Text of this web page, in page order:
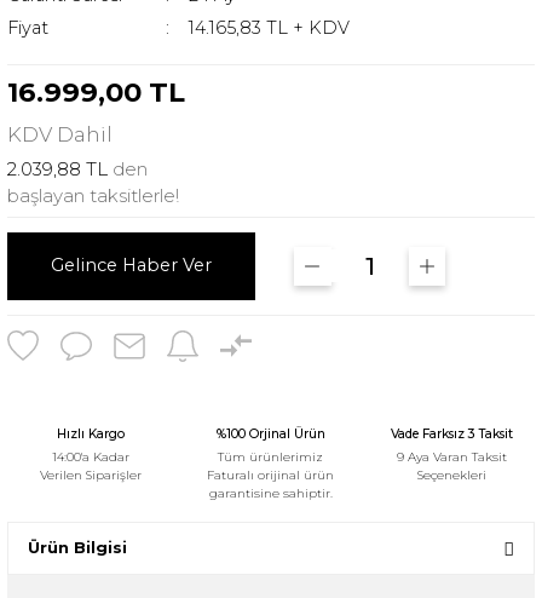
Fiyat
14.165,83 TL + KDV
16.999,00 TL
KDV Dahil
2.039,88 TL den
başlayan taksitlerle!
Gelince Haber Ver
Hızlı Kargo
14:00'a Kadar
Verilen Siparişler
%100 Orjinal Ürün
Tüm ürünlerimiz
Faturalı orijinal ürün
garantisine sahiptir.
Vade Farksız 3 Taksit
9 Aya Varan Taksit
Seçenekleri
Ürün Bilgisi